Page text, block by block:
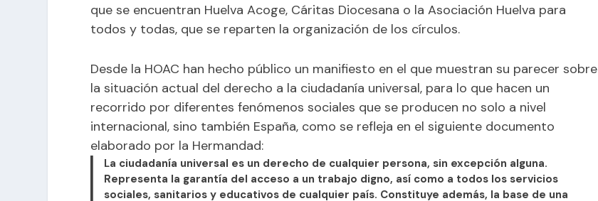
que se encuentran Huelva Acoge, Cáritas Diocesana o la Asociación Huelva para
todos y todas, que se reparten la organización de los círculos.
Desde la HOAC han hecho público un manifiesto en el que muestran su parecer sobre
la situación actual del derecho a la ciudadanía universal, para lo que hacen un
recorrido por diferentes fenómenos sociales que se producen no solo a nivel
internacional, sino también España, como se refleja en el siguiente documento
elaborado por la Hermandad:
La ciudadanía universal es un derecho de cualquier persona, sin excepción alguna.
Representa la garantía del acceso a un trabajo digno, así como a todos los servicios
sociales, sanitarios y educativos de cualquier país. Constituye además, la base de una